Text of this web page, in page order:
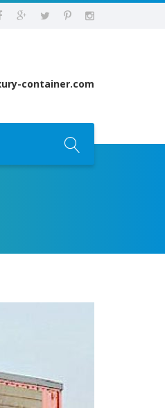
container.com